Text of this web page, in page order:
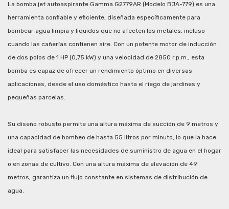
La bomba jet autoaspirante Gamma G2779AR (Modelo BJA-779) es una
herramienta confiable y eficiente, diseñada específicamente para
bombear agua limpia y líquidos que no afecten los metales, incluso
cuando las cañerías contienen aire. Con un potente motor de inducción
de dos polos de 1 HP (0,75 kW) y una velocidad de 2850 r.p.m., esta
bomba es capaz de ofrecer un rendimiento óptimo en diversas
aplicaciones, desde el uso doméstico hasta el riego de jardines y
pequeñas parcelas.
Su diseño robusto permite una altura máxima de succión de 9 metros y
una capacidad de bombeo de hasta 55 litros por minuto, lo que la hace
ideal para satisfacer las necesidades de suministro de agua en el hogar
o en zonas de cultivo. Con una altura máxima de elevación de 49
metros, garantiza un flujo constante en sistemas de distribución de
agua.